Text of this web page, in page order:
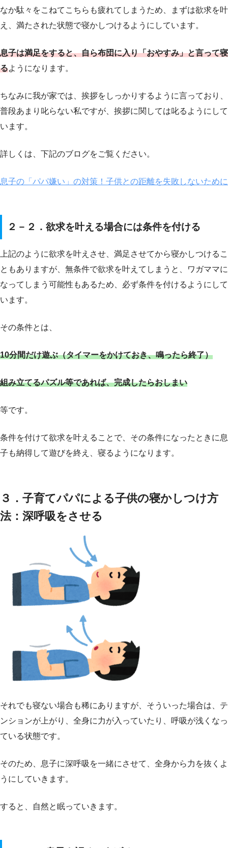
なか駄々をこねてこちらも疲れてしまうため、まずは欲求を叶
え、満たされた状態で寝かしつけるようにしています。
息子は満足をすると、自ら布団に入り「おやすみ」と言って寝
るようになります。
ちなみに我が家では、挨拶をしっかりするように言っており、
普段あまり叱らない私ですが、挨拶に関しては叱るようにして
います。
詳しくは、下記のブログをご覧ください。
息子の「パパ嫌い」の対策！子供との距離を失敗しないために
２－２．欲求を叶える場合には条件を付ける
上記のように欲求を叶えさせ、満足させてから寝かしつけるこ
ともありますが、無条件で欲求を叶えてしまうと、ワガママに
なってしまう可能性もあるため、必ず条件を付けるようにして
います。
その条件とは、
10分間だけ遊ぶ（タイマーをかけておき、鳴ったら終了）
組み立てるパズル等であれば、完成したらおしまい
等です。
条件を付けて欲求を叶えることで、その条件になったときに息
子も納得して遊びを終え、寝るようになります。
３．子育てパパによる子供の寝かしつけ方
法：深呼吸をさせる
それでも寝ない場合も稀にありますが、そういった場合は、テ
ンションが上がり、全身に力が入っていたり、呼吸が浅くなっ
ている状態です。
そのため、息子に深呼吸を一緒にさせて、全身から力を抜くよ
うにしていきます。
すると、自然と眠っていきます。